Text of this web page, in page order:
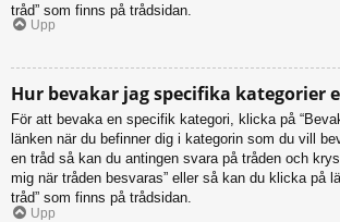
tråd” som finns på trådsidan.
Upp
Hur bevakar jag specifika kategorier
För att bevaka en specifik kategori, klicka på
länken när du befinner dig i kategorin som du vill
en tråd så kan du antingen svara på tråden och
mig när tråden besvaras” eller så kan du klicka på
tråd” som finns på trådsidan.
Upp